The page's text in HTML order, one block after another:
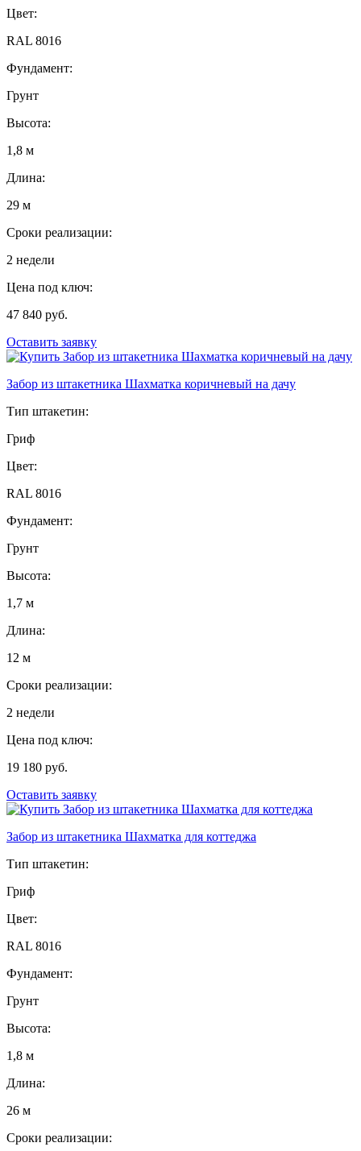
Цвет:
RAL 8016
Фундамент:
Грунт
Высота:
1,8 м
Длина:
29 м
Сроки реализации:
2 недели
Цена под ключ:
47 840 руб.
Оставить заявку
Забор из штакетника Шахматка коричневый на дачу
Тип штакетин:
Гриф
Цвет:
RAL 8016
Фундамент:
Грунт
Высота:
1,7 м
Длина:
12 м
Сроки реализации:
2 недели
Цена под ключ:
19 180 руб.
Оставить заявку
Забор из штакетника Шахматка для коттеджа
Тип штакетин:
Гриф
Цвет:
RAL 8016
Фундамент:
Грунт
Высота:
1,8 м
Длина:
26 м
Сроки реализации: